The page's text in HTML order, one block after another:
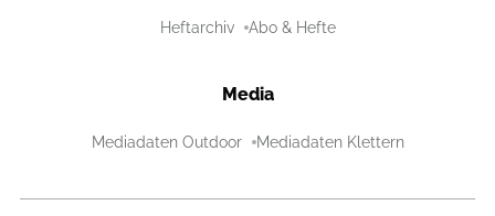
Heftarchiv Abo & Hefte
Media
Mediadaten Outdoor Mediadaten Klettern